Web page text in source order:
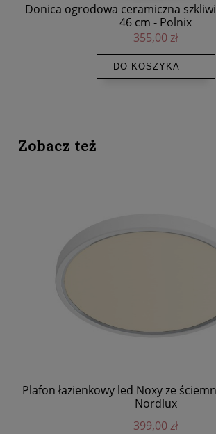
Donica ogrodowa ceramiczna
46 cm - Polnix
355,00 zł
DO KOSZYKA
Zobacz też
Plafon łazienkowy led Noxy ze
Nordlux
399,00 zł